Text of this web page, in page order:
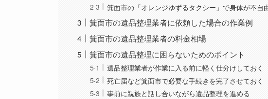
箕面市の「オレンジゆずるタクシー」で身体が不自
箕面市の遺品整理業者に依頼した場合の作業例
箕面市の遺品整理業者の料金相場
箕面市の遺品整理に困らないためのポイント
遺品整理業者が作業に入る前に軽く仕分けしておく
死亡届など箕面市で必要な手続きを完了させておく
事前に親族と話し合いながら遺品整理を進める